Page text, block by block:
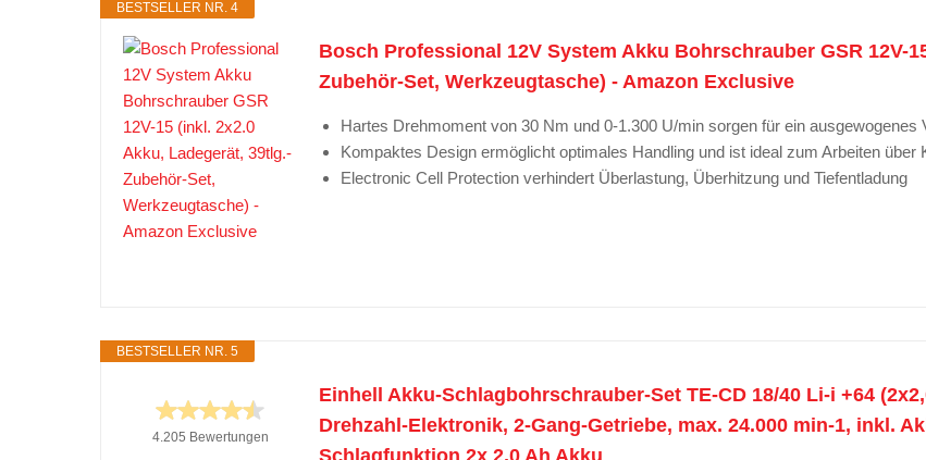
BESTSELLER NR. 4
Bosch Professional 12V System Akku Bohrschrauber GSR 12V-
Zubehör-Set, Werkzeugtasche) - Amazon Exclusive
Hartes Drehmoment von 30 Nm und 0-1.300 U/min sorgen für ein
Kompaktes Design ermöglicht optimales Handling und ist ideal zum Arbeiten über
Electronic Cell Protection verhindert Überlastung, Überhitzung und Tiefentladung
BESTSELLER NR. 5
4.205 Bewertungen
Einhell Akku-Schlagbohrschrauber-Set TE-CD 18/40 Li-i +64
Drehzahl-Elektronik, 2-Gang-Getriebe, max. 24.000 min-1, inkl.
Schlagfunktion 2x 2,0 Ah Akku